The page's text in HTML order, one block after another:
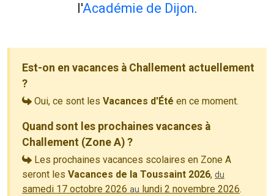
l'Académie de Dijon.
Est-on en vacances à Challement actuellement
?
Oui, ce sont les Vacances d'Été en ce moment.
Quand sont les prochaines vacances à
Challement (Zone A) ?
Les prochaines vacances scolaires en Zone A
seront les Vacances de la Toussaint 2026, du
samedi 17 octobre 2026 au lundi 2 novembre 2026.